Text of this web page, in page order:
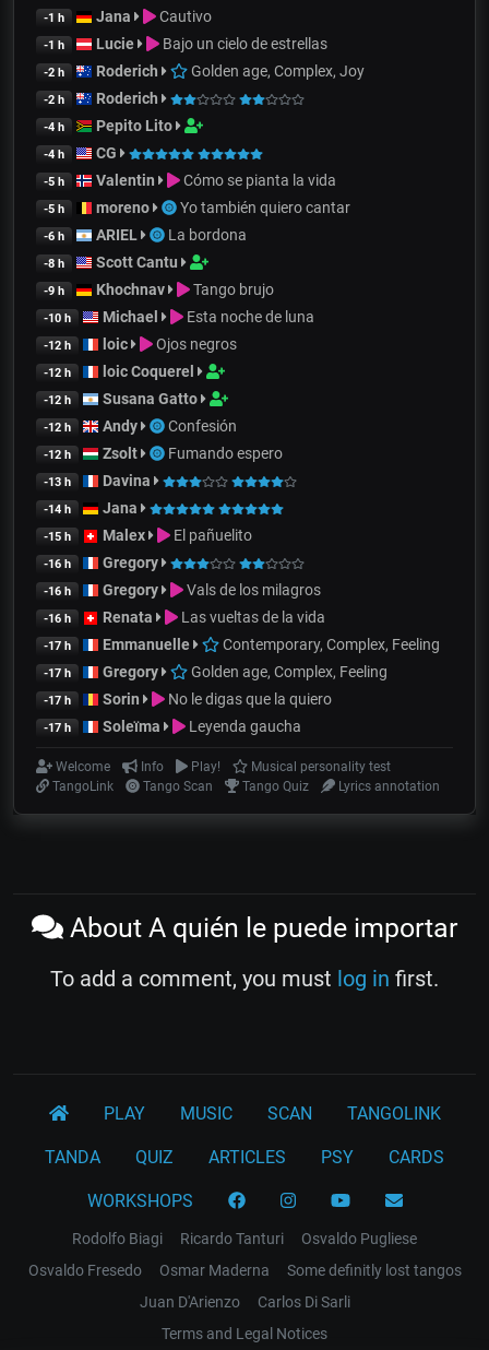
-1 h Jana Cautivo
-1 h Lucie Bajo un cielo de estrellas
-2 h Roderich Golden age, Complex, Joy
-2 h Roderich
-4 h Pepito Lito
-4 h CG
-5 h Valentin Cómo se pianta la vida
-5 h moreno Yo también quiero cantar
-6 h ARIEL La bordona
-8 h Scott Cantu
-9 h Khochnav Tango brujo
-10 h Michael Esta noche de luna
-12 h loic Ojos negros
-12 h loic Coquerel
-12 h Susana Gatto
-12 h Andy Confesión
-12 h Zsolt Fumando espero
-13 h Davina
-14 h Jana
-15 h Malex El pañuelito
-16 h Gregory
-16 h Gregory Vals de los milagros
-16 h Renata Las vueltas de la vida
-17 h Emmanuelle Contemporary, Complex, Feeling
-17 h Gregory Golden age, Complex, Feeling
-17 h Sorin No le digas que la quiero
-17 h Soleïma Leyenda gaucha
Welcome Info Play!
Musical personality test
TangoLink
Tango Scan Tango Quiz Lyrics annotation
About A quién le puede importar
To add a comment, you must log in first.
PLAY MUSIC SCAN TANGOLINK
TANDA QUIZ ARTICLES PSY CARDS
WORKSHOPS
Rodolfo Biagi Ricardo Tanturi
Osvaldo Pugliese
Osvaldo Fresedo
Osmar Maderna
Some definitly lost tangos
Juan D'Arienzo
Carlos Di Sarli
Terms and Legal Notices